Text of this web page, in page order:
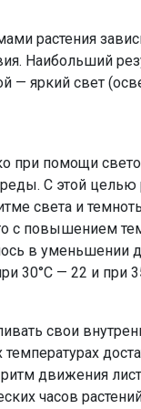
растения
Наибольший
— яркий свет
при помощи
С этой целью
света и
с повышением
в уменьшении
30°С — 22 и при
свои
движения
часов